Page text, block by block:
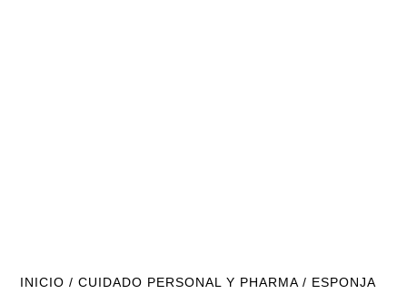
INICIO /CUIDADO PERSONAL Y PHARMA / ESPONJA